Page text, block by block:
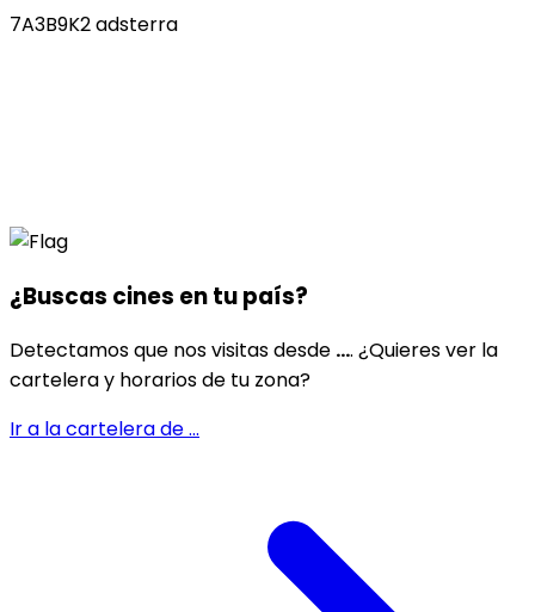
7A3B9K2 adsterra
¿Buscas cines entu país?
Detectamos que nos visitas desde .... ¿Quieres ver la
cartelera y horarios de tu zona?
Ir a la cartelera de...